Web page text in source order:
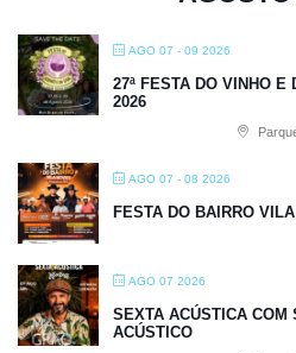
AGO 07 - 09 2026
27ª FESTA DO VINHO E
2026
AGO 07 - 08 2026
FESTA DO BAIRRO
AGO 07 2026
SEXTA ACÚSTICA COM
ACÚSTICO